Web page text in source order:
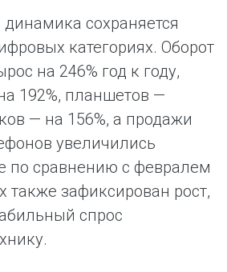
сохраняется
категориях. Оборот
на 246% год к году,
192%, планшетов —
— на 156%, а продажи
увеличились
по сравнению с февралем
также зафиксирован рост,
спрос